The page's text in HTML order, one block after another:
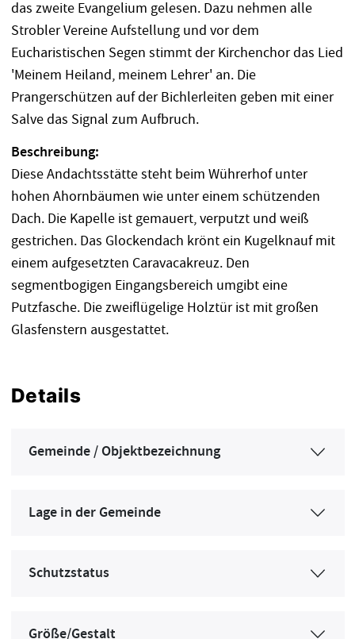
das zweite Evangelium gelesen. Dazu nehmen alle
Strobler Vereine Aufstellung und vor dem
Eucharistischen Segen stimmt der Kirchenchor das Lied
'Meinem Heiland, meinem Lehrer' an. Die
Prangerschützen auf der Bichlerleiten geben mit einer
Salve das Signal zum Aufbruch.
Beschreibung:
Diese Andachtsstätte steht beim Wührerhof unter
hohen Ahornbäumen wie unter einem schützenden
Dach. Die Kapelle ist gemauert, verputzt und weiß
gestrichen. Das Glockendach krönt ein Kugelknauf mit
einem aufgesetzten Caravacakreuz. Den
segmentbogigen Eingangsbereich umgibt eine
Putzfasche. Die zweiflügelige Holztür ist mit großen
Glasfenstern ausgestattet.
Details
Gemeinde / Objektbezeichnung
Lage in der Gemeinde
Schutzstatus
Größe/Gestalt